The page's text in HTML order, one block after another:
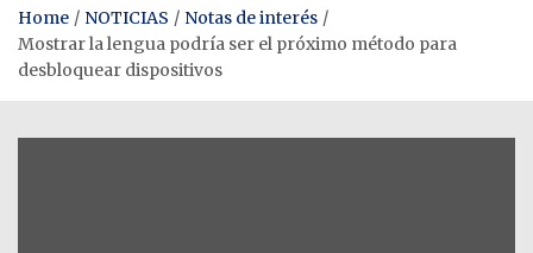
Home NOTICIAS
Notas de interés
Mostrar la lengua podría ser el próximo método para
desbloquear dispositivos